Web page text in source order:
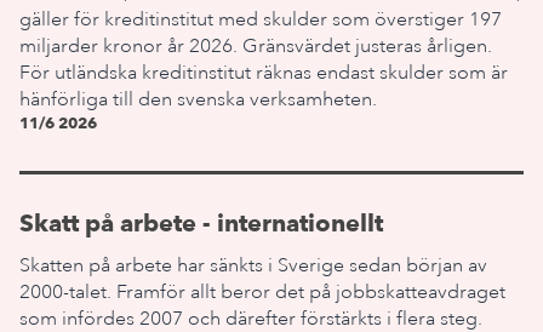
gäller för kreditinstitut med skulder som överstiger 197
miljarder kronor år 2026. Gränsvärdet justeras årligen.
För utländska kreditinstitut räknas endast skulder som är
hänförliga till den svenska verksamheten.
11/6 2026
Skatt på arbete - internationellt
Skatten på arbete har sänkts i Sverige sedan början av
2000-talet. Framför allt beror det på jobbskatteavdraget
som infördes 2007 och därefter förstärkts i flera steg.